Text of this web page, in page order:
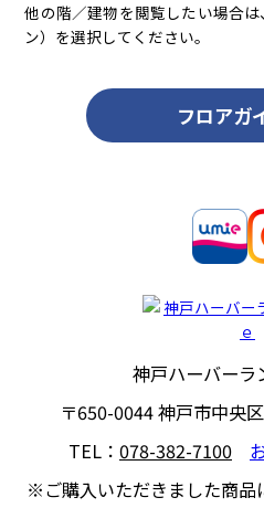
他の階／建物を閲覧したい場合は
ン）を選択してください。
フロアガ
神戸ハーバーラ
〒650-0044神戸市中央
TEL： 078-382-7100
※ご購入いただきました商品